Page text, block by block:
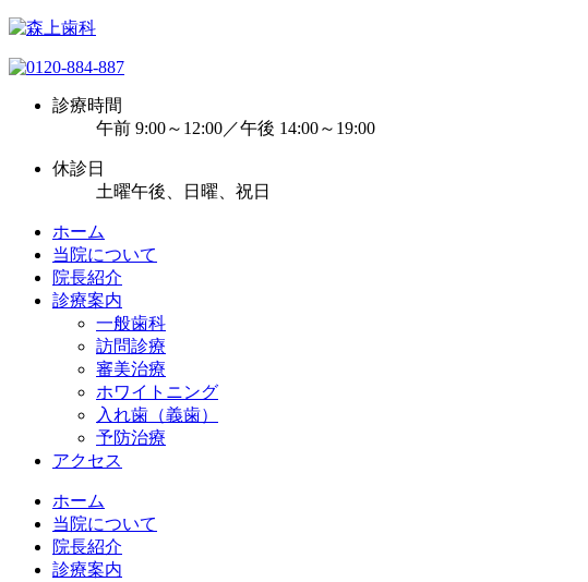
診療時間
午前 9:00～12:00／午後 14:00～19:00
休診日
土曜午後、日曜、祝日
ホーム
当院について
院長紹介
診療案内
一般歯科
訪問診療
審美治療
ホワイトニング
入れ歯（義歯）
予防治療
アクセス
ホーム
当院について
院長紹介
診療案内